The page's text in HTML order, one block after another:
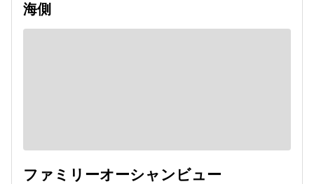
海側
ファミリーオーシャンビュー